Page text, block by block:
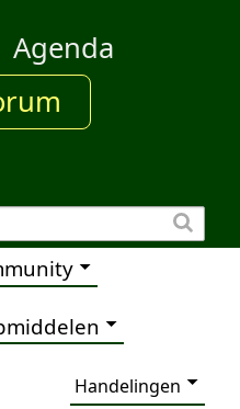
Agenda
Handelingen